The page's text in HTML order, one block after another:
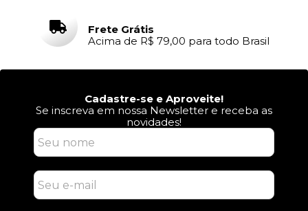
Frete Grátis
Acima de R$ 79,00 para todo Brasil
Cadastre-se e Aproveite!
Se inscreva em nossa Newsletter e receba as
novidades!